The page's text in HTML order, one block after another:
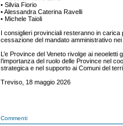
• Silvia Fiorio
• Alessandra Caterina Ravelli
• Michele Taioli
I consiglieri provinciali resteranno in carica
cessazione del mandato amministrativo
L’e Province del Veneto rivolge ai neoeletti
l’importanza del ruolo delle Province nel
strategica e nel supporto ai Comuni del
Treviso, 18 maggio 2026
Commenti